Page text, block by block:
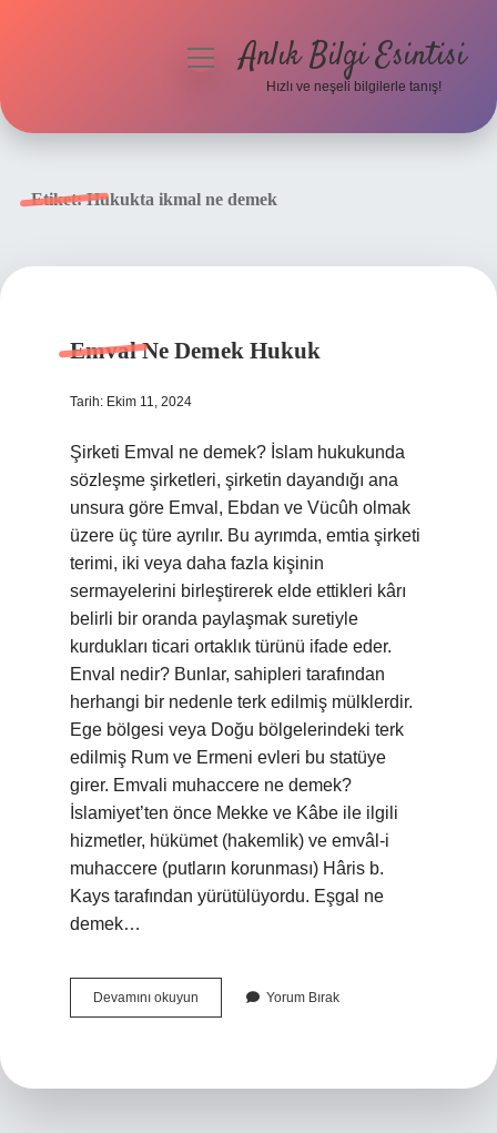
menüyüAnlık Bilgi Esintisi
Hızlı ve neşeli bilgilerle tanış!
Etiket:Hukukta ikmal ne demek
Emval Ne Demek Hukuk
Tarih: Ekim 11, 2024
Şirketi Emval ne demek? İslam hukukunda
sözleşme şirketleri, şirketin dayandığı ana
unsura göre Emval, Ebdan ve Vücûh olmak
üzere üç türe ayrılır. Bu ayrımda, emtia şirketi
terimi, iki veya daha fazla kişinin
sermayelerini birleştirerek elde ettikleri kârı
belirli bir oranda paylaşmak suretiyle
kurdukları ticari ortaklık türünü ifade eder.
Enval nedir? Bunlar, sahipleri tarafından
herhangi bir nedenle terk edilmiş mülklerdir.
Ege bölgesi veya Doğu bölgelerindeki terk
edilmiş Rum ve Ermeni evleri bu statüye
girer. Emvali muhaccere ne demek?
İslamiyet’ten önce Mekke ve Kâbe ile ilgili
hizmetler, hükümet (hakemlik) ve emvâl-i
muhaccere (putların korunması) Hâris b.
Kays tarafından yürütülüyordu. Eşgal ne
demek…
Devamını okuyun
Ne
Yorum Bırak